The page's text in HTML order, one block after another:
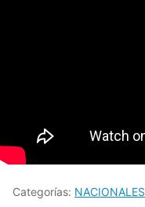
Categorías: NACIONALES